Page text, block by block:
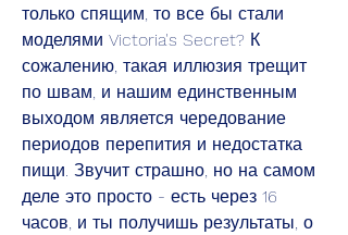
только спящим, то все бы стали
моделями Victoria's Secret? К
сожалению, такая иллюзия трещит
по швам, и нашим единственным
выходом является чередование
периодов перепития и недостатка
пищи. Звучит страшно, но на самом
деле это просто - есть через 16
часов, и ты получишь результаты, о